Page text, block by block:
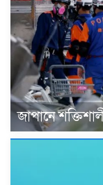
জাপানে